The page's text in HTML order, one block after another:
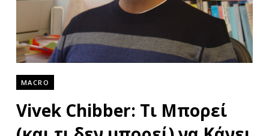
MACRO
Vivek Chibber: Τι Μπορεί